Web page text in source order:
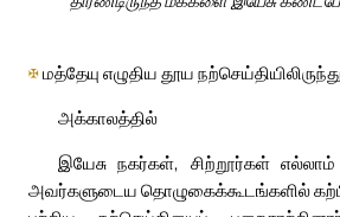
✠மத்தேயு எழுதிய தூய
அக்காலத்தில்
இயேசு நகர்கள், சிற்றூர்கள் எல்லாம்
அவர்களுடைய தொழுகைக்கூடங்களில்